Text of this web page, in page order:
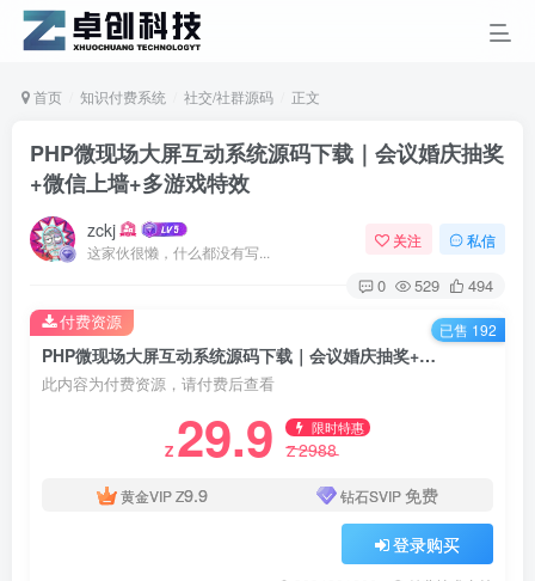
首页 知识付费系统 社交/社群源码 正文
PHP微现场大屏互动系统源码下载｜会议婚庆抽奖
+微信上墙+多游戏特效
zckj
这家伙很懒，什么都没有写...
关注 私信
0 529 494
PHP微现场大屏互动系统源码下载｜会议婚庆抽奖+微信上墙+多游戏特效
此内容为付费资源，请付费后查看
Z 29.9 限时特惠
Z2988
黄金VIPZ9.9 钻石SVIP免费
登录购买
付费资源 已售 192